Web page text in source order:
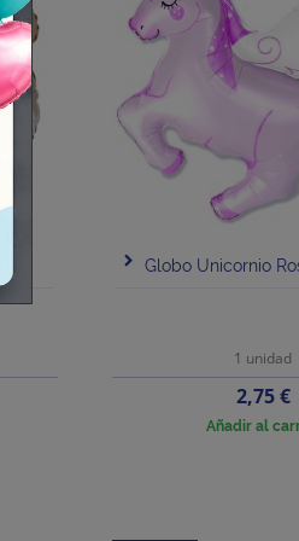
Globo Unicornio
1 unidad
Precio
2,75 €
Añadir al